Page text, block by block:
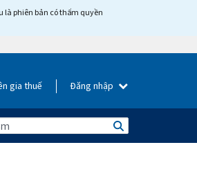
là phiên bản có thẩm quyền
gia thuế Đăng nhập